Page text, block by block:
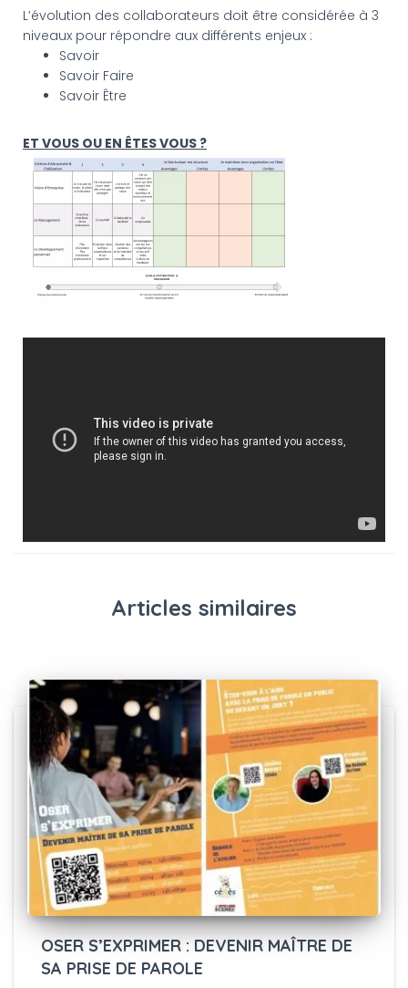
L’évolution des collaborateurs doit être considérée à 3
niveaux pour répondre aux différents enjeux :
Savoir
Savoir Faire
Savoir Être
ET VOUS OU EN ÊTES VOUS ?
Articles similaires
OSER S’EXPRIMER : DEVENIR MAÎTRE DE
SA PRISE DE PAROLE